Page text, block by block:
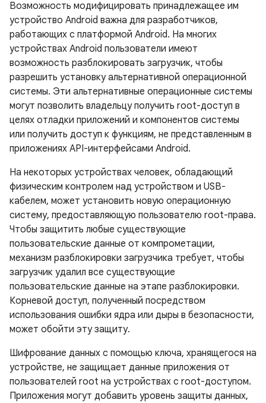
Возможность модифицировать принадлежащее им
устройство Android важна для разработчиков,
работающих с платформой Android. На многих
устройствах Android пользователи имеют
возможность разблокировать загрузчик, чтобы
разрешить установку альтернативной операционной
системы. Эти альтернативные операционные системы
могут позволить владельцу получить root-доступ в
целях отладки приложений и компонентов системы
или получить доступ к функциям, не представленным в
приложениях API-интерфейсами Android.
На некоторых устройствах человек, обладающий
физическим контролем над устройством и USB-
кабелем, может установить новую операционную
систему, предоставляющую пользователю root-права.
Чтобы защитить любые существующие
пользовательские данные от компрометации,
механизм разблокировки загрузчика требует, чтобы
загрузчик удалил все существующие
пользовательские данные на этапе разблокировки.
Корневой доступ, полученный посредством
использования ошибки ядра или дыры в безопасности,
может обойти эту защиту.
Шифрование данных с помощью ключа, хранящегося на
устройстве, не защищает данные приложения от
пользователей root на устройствах с root-доступом.
Приложения могут добавить уровень защиты данных,